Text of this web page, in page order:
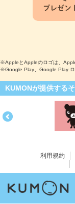
プレゼン
※AppleとAppleのロゴは、
※Google Play、Google Play ロ
KUMONが提供する
利用規約